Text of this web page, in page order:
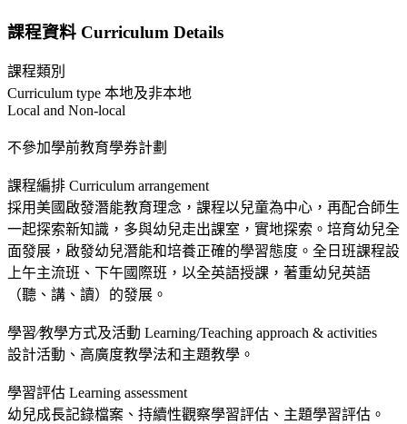
課程資料 Curriculum Details
課程類別
Curriculum type 本地及非本地
Local and Non-local
不參加學前教育學券計劃
課程編排 Curriculum arrangement
採用美國啟發潛能教育理念，課程以兒童為中心，再配合師生
一起探索新知識，多與幼兒走出課室，實地探索。培育幼兒全
面發展，啟發幼兒潛能和培養正確的學習態度。全日班課程設
上午主流班、下午國際班，以全英語授課，著重幼兒英語
（聽、講、讀）的發展。
學習∕教學方式及活動 Learning/Teaching approach & activities
設計活動、高廣度教學法和主題教學。
學習評估 Learning assessment
幼兒成長記錄檔案、持續性觀察學習評估、主題學習評估。